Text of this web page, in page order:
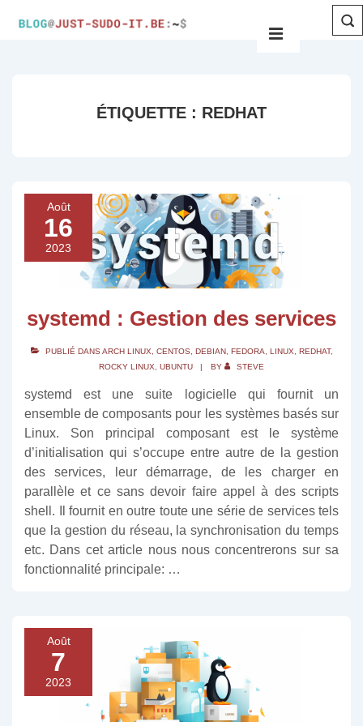
ÉTIQUETTE : REDHAT
Août
16
2023
systemd : Gestion des services
PUBLIÉ DANS ARCH LINUX CENTOS DEBIAN, FEDORA LINUX REDHAT,
ROCKY LINUX
UBUNTU BY STEVE
systemd est une suite logicielle qui fournit un
ensemble de composants pour les systèmes basés sur
Linux. Son principal composant est le système
d’initialisation qui s’occupe entre autre de la gestion
des services, leur démarrage, de les charger en
parallèle et ce sans devoir faire appel à des scripts
shell. Il fournit en outre toute une série de services tels
que la gestion du réseau, la synchronisation du temps
etc. Dans cet article nous nous concentrerons sur sa
fonctionnalité principale: …
Août
7
2023